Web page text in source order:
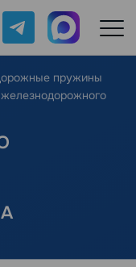
Telegram Max
пружины